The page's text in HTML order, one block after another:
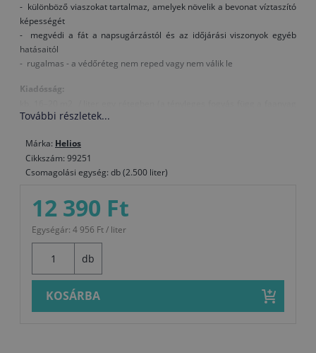
- különböző viaszokat tartalmaz, amelyek növelik a bevonat víztaszító
képességét
- megvédi a fát a napsugárzástól és az időjárási viszonyok egyéb
hatásaitól
- rugalmas - a védőréteg nem reped vagy nem válik le
Kiadósság:
kezelésétől, típusától és a felvitt mennyiségtől).
Felület előkészítése:
Új faanyag:A nedvességtartalom nyitvatermőknél nem haladhatja
meg a 15%-ot, lombhullató fáknál pedig a 12%-ot. A száraz felületet
hígítóval távolítsa el.
Régi bevonat felújítása:A sértetlen bevonatot tisztítsa és csiszolja
meg, a megrongálódott bevonatokat teljesen távolítsa el.
Felhasználás:
Száradás (T = +20°C, relatív páratartalom 65 %): Tapintásra száraz 7
óra után, a következő réteget 24 óra után lehet felvinni. A száradási
További részletek...
Márka: Helios
Cikkszám: 99251
Csomagolási egység: db (2.500 liter)
12 390 Ft
Egységár: 4 956 Ft / liter
db
KOSÁRBA